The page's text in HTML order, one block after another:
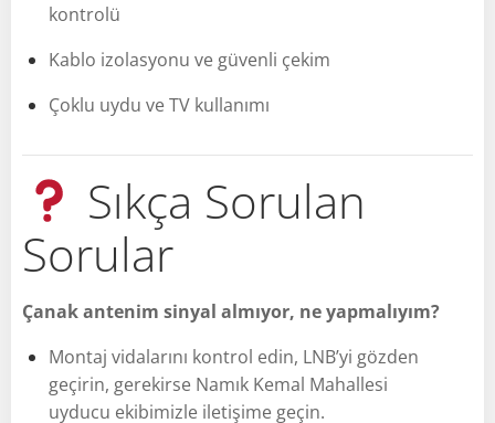
kontrolü
Kablo izolasyonu ve güvenli çekim
Çoklu uydu ve TV kullanımı
Sıkça Sorulan
Sorular
Çanak antenim sinyal almıyor, ne yapmalıyım?
Montaj vidalarını kontrol edin, LNB’yi gözden
geçirin, gerekirse Namık Kemal Mahallesi
uyducu ekibimizle iletişime geçin.